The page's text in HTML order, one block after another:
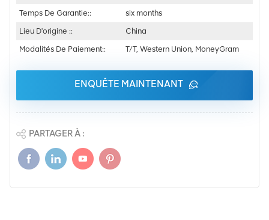
Temps De Garantie::
six months
Lieu D'origine ::
China
Modalités De Paiement::
T/T, Western Union, MoneyGram
ENQUÊTE MAINTENANT
PARTAGER À :